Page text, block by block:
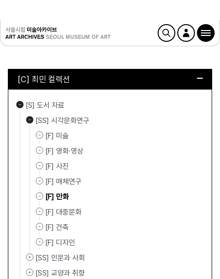
[C] 최민 컬렉션
[S] 도서 자료
[SS] 시각문화연구
[F] 미술
[F] 영화·영상
[F] 사진
[F] 매체연구
[F] 만화
[F] 대중문화
[F] 건축
[F] 디자인
[SS] 인문과 사회
[SS] 교양과 취향